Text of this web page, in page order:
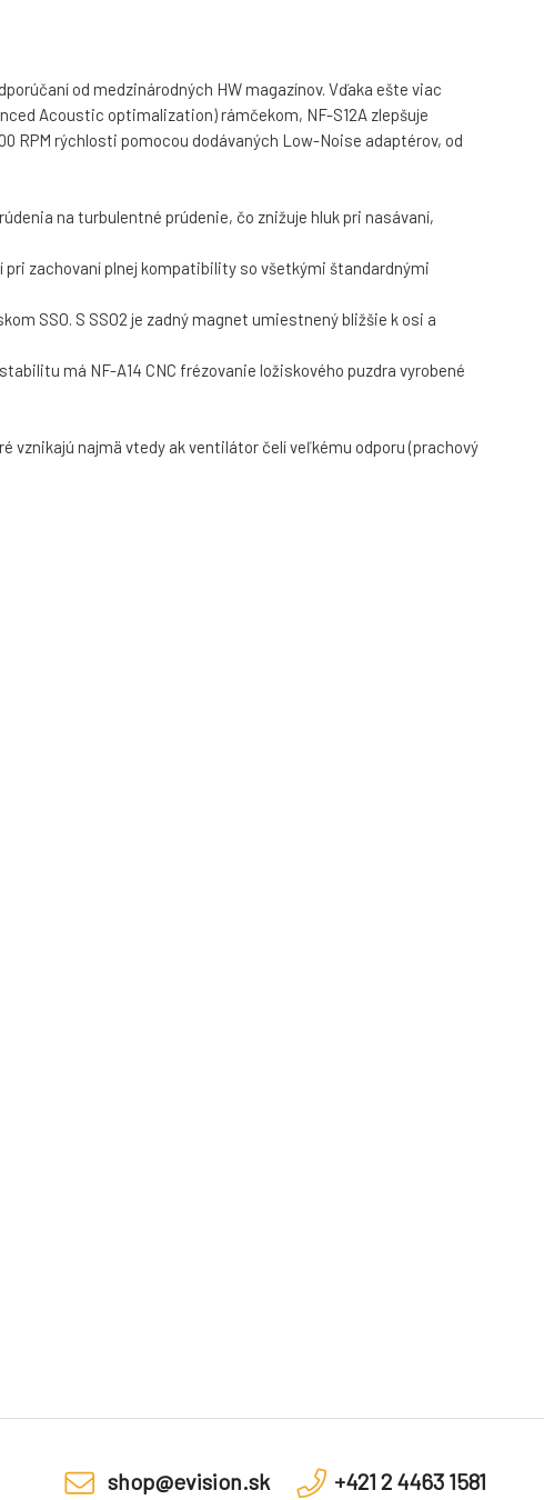
od medzinárodných HW magazínov. Vďaka ešte viac
Acoustic optimalization) rámčekom, NF-S12A zlepšuje
RPM rýchlosti pomocou dodávaných Low-Noise adaptérov, od
na turbulentné prúdenie, čo znižuje hluk pri nasávaní,
zachovaní plnej kompatibility so všetkými štandardnými
SSO. S SSO2 je zadný magnet umiestnený bližšie k osi a
má NF-A14 CNC frézovanie ložiskového puzdra vyrobené
najmä vtedy ak ventilátor čelí veľkému odporu (prachový
shop@evision.sk +421 2 4463 1581